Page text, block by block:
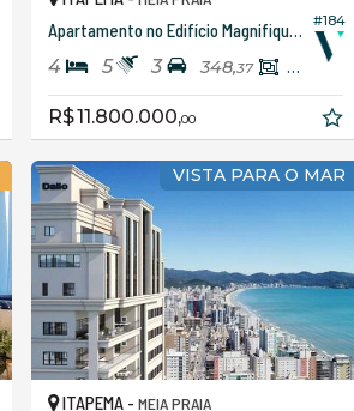
#184
Apartamento no Edifício Magnifique Imperiale
4 5 3 348,37 217,
R$ 11.800.000,00
VISTA PARA O MAR
ITAPEMA - MEIA PRAIA